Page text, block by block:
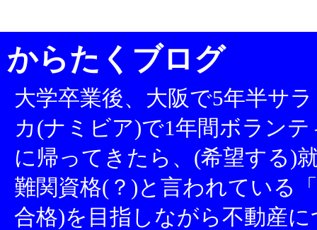
からたくブログ
大学卒業後、大阪で5年半サ
カ(ナミビア)で1年間ボラン
に帰ってきたら、(希望する)
難関資格(？)と言われている
合格)を目指しながら不動産